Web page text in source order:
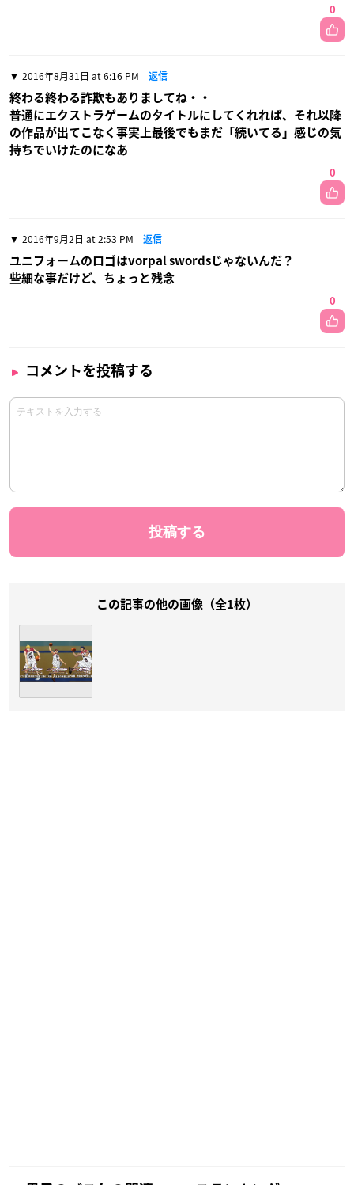
0
2016年8月31日 at 6:16 PM 返信
終わる終わる詐欺もありましてね・・
普通にエクストラゲームのタイトルにしてくれれば、それ以降
の作品が出てこなく事実上最後でもまだ「続いてる」感じの気
持ちでいけたのになあ
0
2016年9月2日 at 2:53 PM 返信
ユニフォームのロゴはvorpal swordsじゃないんだ？
些細な事だけど、ちょっと残念
0
コメントを投稿する
この記事の他の画像（全1枚）